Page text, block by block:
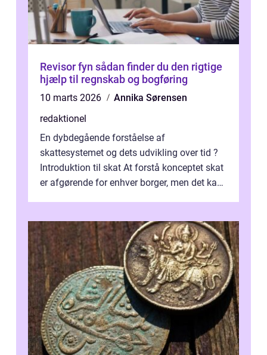
Revisor fyn sådan finder du den rigtige
hjælp til regnskab og bogføring
10 marts 2026
Annika Sørensen
redaktionel
En dybdegående forståelse af
skattesystemet og dets udvikling over tid ?
Introduktion til skat At forstå konceptet skat
er afgørende for enhver borger, men det kan